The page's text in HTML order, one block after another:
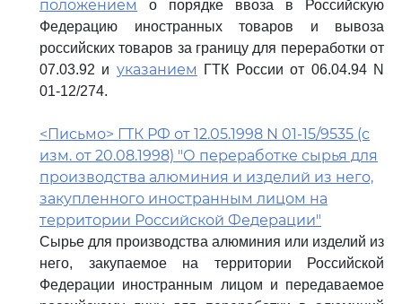
положением
о порядке ввоза в Российскую
Федерацию иностранных товаров и вывоза
российских товаров за границу для переработки от
07.03.92 и указанием
ГТК России от 06.04.94 N
01-12/274.
<Письмо> ГТК РФ от 12.05.1998 N 01-15/9535 (с
изм. от 20.08.1998) "О переработке сырья для
производства алюминия и изделий из него,
закупленного иностранным лицом на
территории Российской Федерации"
Сырье для производства алюминия или изделий из
него, закупаемое на территории Российской
Федерации иностранным лицом и передаваемое